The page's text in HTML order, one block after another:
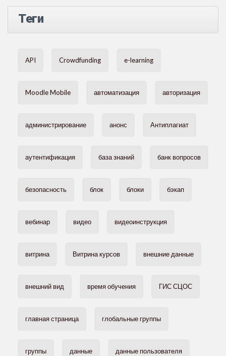
Теги
API Crowdfunding e-learning
Moodle Mobile автоматизация авторизация
администрирование анонс Антиплагиат
аутентификация база знаний банк вопросов
безопасность блок блоки бэкап
вебинар видео видеоинструкция
витрина Витрина курсов внешние данные
внешний вид время обучения ГИС СЦОС
главная страница глобальные группы
группы данные данные пользователя